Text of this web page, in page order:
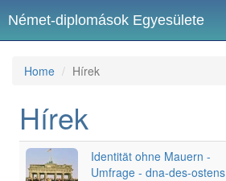
Német-diplomások Egyesülete
Home Hírek
Hírek
Identität ohne Mauern -
Umfrage - dna-des-ostens